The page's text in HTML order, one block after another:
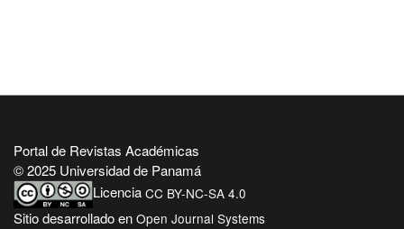
Portal de Revistas Académicas
© 2025 Universidad de Panamá
Licencia CC BY-NC-SA 4.0
Sitio desarrollado en Open Journal Systems